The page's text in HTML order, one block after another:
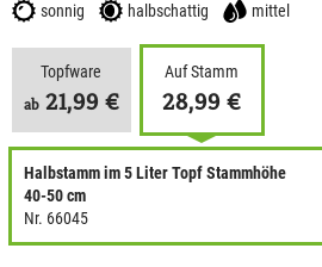
sonnig halbschattig mittel
Topfware
ab 21,99 €
Auf Stamm
28,99 €
Halbstamm im 5 Liter Topf Stammhöhe
40-50 cm
Nr. 66045